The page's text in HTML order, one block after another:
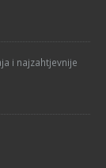
i najzahtjevnije